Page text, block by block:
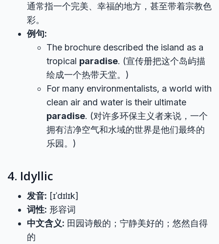
通常指一个完美、幸福的地方，甚至带着宗教色
彩。
例句:
The brochure described the island as a
tropical paradise. (宣传册把这个岛屿描
绘成一个热带天堂。)
For many environmentalists, a world with
clean air and water is their ultimate
paradise. (对许多环保主义者来说，一个
拥有洁净空气和水域的世界是他们最终的
乐园。)
4. Idyllic
发音: [ɪˈdɪlɪk]
词性: 形容词
中文含义: 田园诗般的；宁静美好的；悠然自得
的